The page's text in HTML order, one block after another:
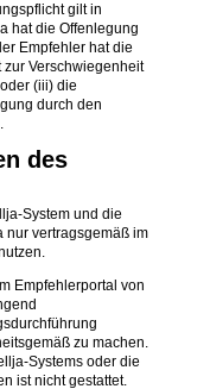
gilt in
hat die Offenlegung
Empfehler hat die
zur Verschwiegenheit
(iii) die
durch den
des
System und die
nur vertragsgemäß im
Empfehlerportal von
zu machen.
Systems oder die
ist nicht gestattet.